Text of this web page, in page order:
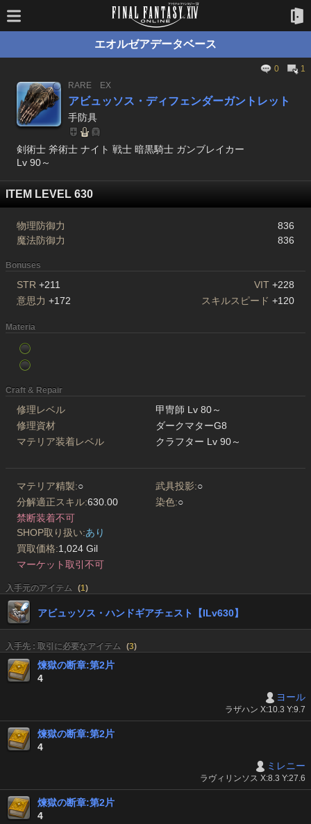
エオルゼアデータベース
0
1
RARE
EX
アビュッソス・ディフェンダーガントレット
手防具
剣術士 斧術士 ナイト 戦士 暗黒騎士 ガンブレイカー
Lv 90～
ITEM LEVEL 630
物理防御力
836
魔法防御力
836
Bonuses
STR +211 VIT +228
意思力 +172 スキルスピード +120
Materia
Craft & Repair
修理レベル
甲冑師 Lv 80～
修理資材
ダークマターG8
マテリア装着レベル
クラフター Lv 90～
マテリア精製:○ 武具投影:○
分解適正スキル:630.00 染色:○
禁断装着不可
SHOP取り扱い:あり
買取価格:1,024 Gil
マーケット取引不可
入手元のアイテム (1)
アビュッソス・ハンドギアチェスト【ILv630】
入手先 : 取引に必要なアイテム (3)
煉獄の断章:第2片
4
ヨール
ラザハン X:10.3 Y:9.7
煉獄の断章:第2片
4
ミレニー
ラヴィリンソス X:8.3 Y:27.6
煉獄の断章:第2片
4